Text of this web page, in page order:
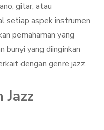
gitar, atau
setiap aspek instrumen
pemahaman yang
bunyi yang diinginkan
dengan genre jazz.